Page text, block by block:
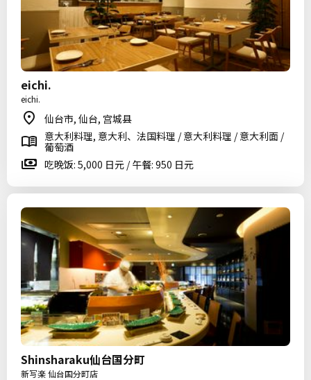
eichi.
eichi.
仙台市, 仙台, 宫城县
意大利料理, 意大利、法国料理 / 意大利料理 / 意大利面 /
葡萄酒
吃晚饭: 5,000 日元 / 午餐: 950 日元
Shinsharaku仙台国分町
新写楽 仙台国分町店